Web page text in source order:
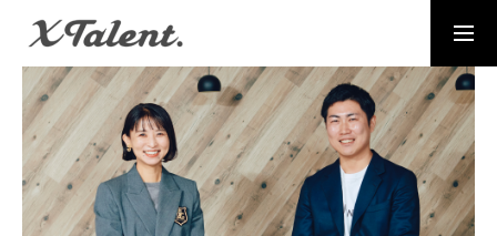
採用情報 お問い合わせ
MESSAGE
代表メッセージ